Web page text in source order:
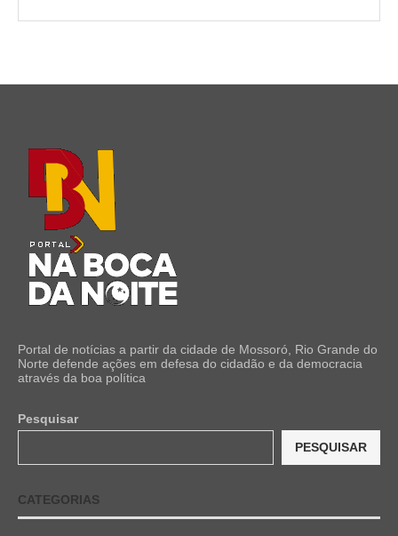
Portal de notícias a partir da cidade de Mossoró, Rio Grande do
Norte defende ações em defesa do cidadão e da democracia
através da boa política
Pesquisar
PESQUISAR
CATEGORIAS